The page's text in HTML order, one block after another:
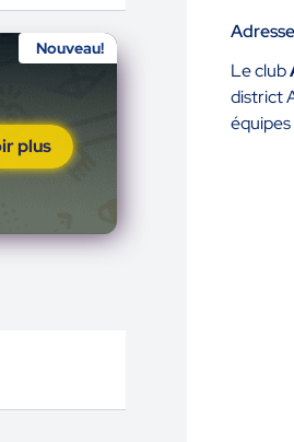
Nouveau!
plus
Le club
district